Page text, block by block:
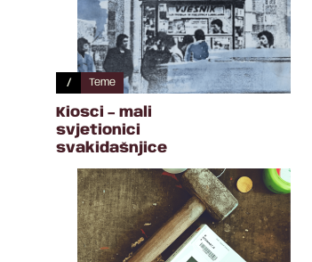
/ Teme
Kiosci – mali
svjetionici
svakidašnjice